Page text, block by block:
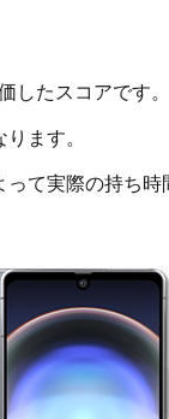
たスコアです
ます。
て実際の持ち時